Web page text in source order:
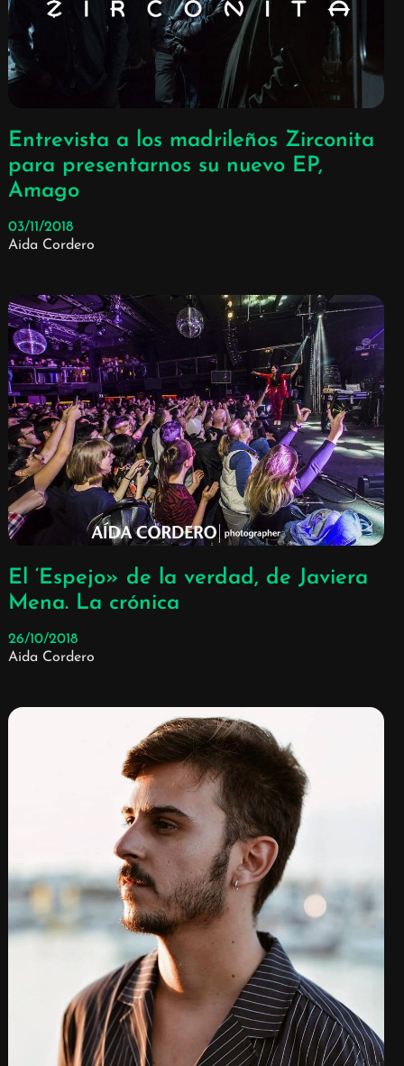
Entrevista a los madrileños Zirconita
para presentarnos su nuevo EP,
Amago
03/11/2018
Aida Cordero
El ‘Espejo» de la verdad, de Javiera
Mena. La crónica
26/10/2018
Aida Cordero